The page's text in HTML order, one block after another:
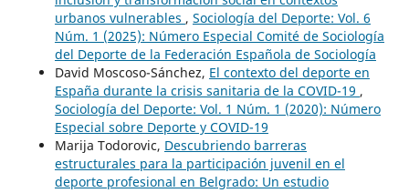
urbanos vulnerables , Sociología del Deporte: Vol. 6
Núm. 1 (2025): Número Especial Comité de Sociología
del Deporte de la Federación Española de Sociología
David Moscoso-Sánchez, El contexto del deporte en
España durante la crisis sanitaria de la COVID-19 ,
Sociología del Deporte: Vol. 1 Núm. 1 (2020): Número
Especial sobre Deporte y COVID-19
Marija Todorovic, Descubriendo barreras
estructurales para la participación juvenil en el
deporte profesional en Belgrado: Un estudio